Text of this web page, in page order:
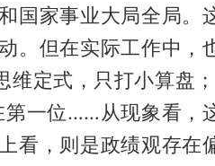
国家事业大局全局。
。但在实际工作中，
维定式，只打小算盘
第一位……从现象看，
看，则是政绩观存在